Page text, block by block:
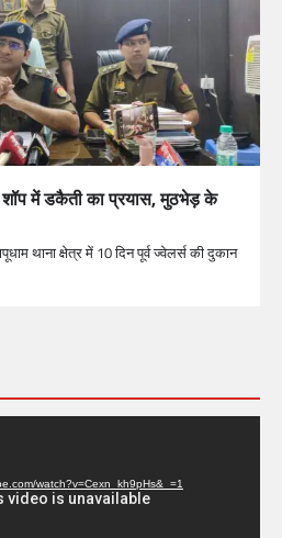
शॉप में डकैती का प्रयास, मुठभेड़ के
थाना क्षेत्र में 10 दिन पूर्व ज्वेलर्स की दुकान
watch?v=Cexn_kh9pHs&_=1